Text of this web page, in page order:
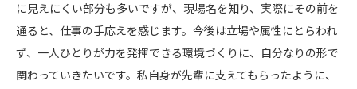
に見えにくい部分も多いですが、現場名を知り、実際にその前を
通ると、仕事の手応えを感じます。今後は立場や属性にとらわれ
ず、一人ひとりが力を発揮できる環境づくりに、自分なりの形で
関わっていきたいです。私自身が先輩に支えてもらったように、